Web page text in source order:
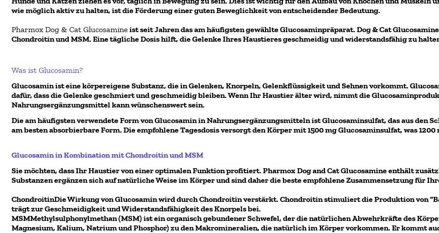
wie möglich aktiv zu halten, ist die Förderung einer guten Beweglichkeit von entscheidender Bedeutung.
Pharmox Dog & Cat Glucosamine ist seit Jahren das am häufigsten gewählte Glucosaminpräparat. Dog & Cat
Chondroitin und MSM. Eine tägliche Dosis hilft, die Gelenke Ihres Haustieres geschmeidig und widerstandsfähig zu
Was ist Glucosamin?
Glucosamin ist eine körpereigene Substanz, die in Gelenken, Knorpeln, Gelenkflüssigkeit und Sehnen vorkommt.
dafür, dass die Gelenke geschmiert und geschmeidig bleiben. Wenn Ihr Haustier älter wird, nimmt die
Nahrungsergänzungsmittel kann wünschenswert sein.
Die am häufigsten verwendete Form von Glucosamin in Nahrungsergänzungsmitteln ist Glucosaminsulfat, das aus den
am besten absorbierbare Form. Die empfohlene Tagesdosis versorgt den Körper mit 1500 mg Glucosaminsulfat, was
Glucosamin in Kombination mit Chondroitin und MSM
Sie möchten, dass Ihr Haustier von einer optimalen Funktion profitiert. Pharmox Dog and Cat Glucosamine enthält
Substanzen ergänzen sich auf natürliche Weise im Körper und sind daher die beste empfohlene Zusammensetzung für
ChondroitinDie Wirkung von Glucosamin wird durch Chondroitin verstärkt. Chondroitin stimuliert die Produktion von
trägt zur Geschmeidigkeit und Widerstandsfähigkeit des Knorpels bei.
MSMMethylsulphonylmethan (MSM) ist ein organisch gebundener Schwefel, der die natürlichen Abwehrkräfte des
Magnesium, Kalium, Natrium und Phosphor) zu den Makromineralien, die natürlich im Körper vorkommen. Er kommt